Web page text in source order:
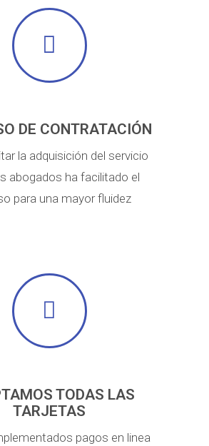
DE CONTRATACIÓN
la adquisición del servicio
abogados ha facilitado el
para una mayor fluidez
TODAS LAS
TARJETAS
pagos en linea